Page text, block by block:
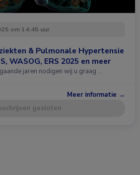
om 14:45 uur
& Pulmonale Hypertensie
WASOG, ERS 2025 en meer
jaren nodigen wij u graag …
Meer informatie →
gesloten